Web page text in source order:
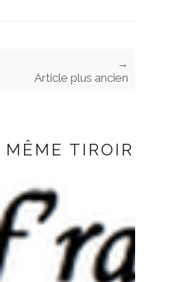
→
Article plus ancien
TIROIR